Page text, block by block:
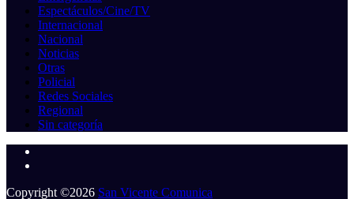
Espectáculos/Cine/TV
Internacional
Nacional
Noticias
Otras
Policial
Redes Sociales
Regional
Sin categoría
Copyright ©2026 San Vicente Comunica